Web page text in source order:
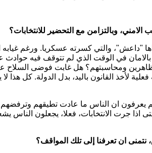
وبالتزامن مع التحضير للانتخابات؟
"داعش"، والتي كسرته عسكريا. ورغم
بالامان في الوقت الذي لم تتوقف فيه
ومحاسبتهم؟ هل غابت فوضى السلاح
لأخذ القانون باليد، بدل الدولة. كل هذا
يعرفون ان الناس ما عادت تطيقهم
اذا جرت الانتخابات، فعلا، يجعلون الناس
ان تعرفنا إلى تلك المواقف؟